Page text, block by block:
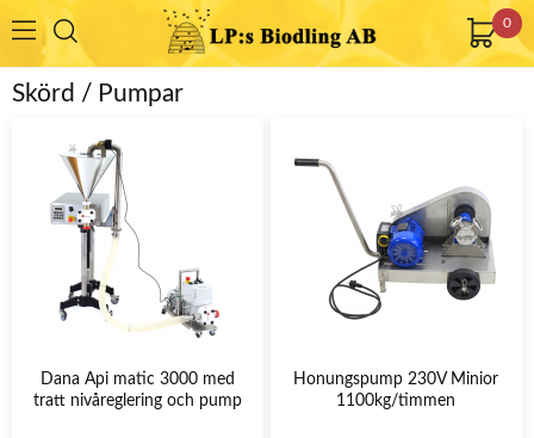
0
Skörd / Pumpar
Dana Api matic 3000 med
tratt nivåreglering och pump
Honungspump 230V Minior
1100kg/timmen